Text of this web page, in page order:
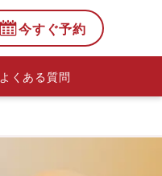
今すぐ予約
よくある質問